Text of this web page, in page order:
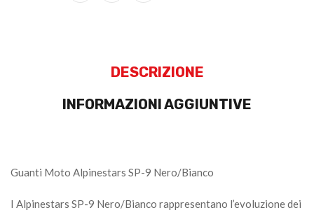
DESCRIZIONE
INFORMAZIONI AGGIUNTIVE
Guanti Moto Alpinestars SP-9 Nero/Bianco
I Alpinestars SP-9 Nero/Bianco rappresentano l’evoluzione dei